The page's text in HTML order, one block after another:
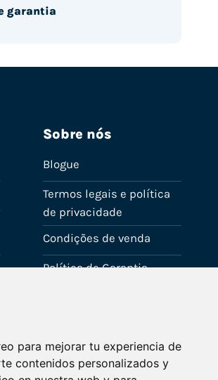
para mejorar tu experiencia de
contenidos personalizados y
garantia
Sobre nós
Blogue
Termos legais e política
de privacidade
Condições de venda
Política de Garantia
Fale connosco